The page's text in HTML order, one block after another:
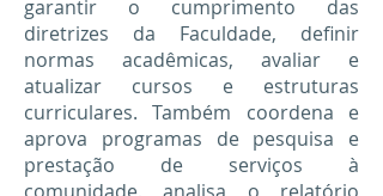
garantir o cumprimento das
diretrizes da Faculdade, definir
normas acadêmicas, avaliar e
atualizar cursos e estruturas
curriculares. Também coordena e
aprova programas de pesquisa e
prestação de serviços à